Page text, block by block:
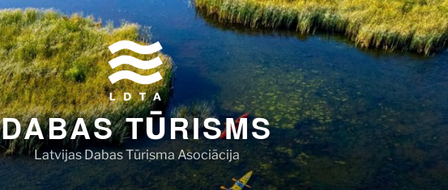
DABAS TŪRISMS
Latvijas Dabas Tūrisma Asociācija